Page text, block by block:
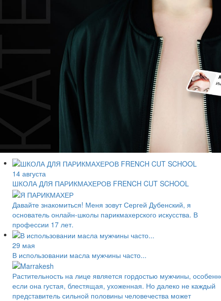
14 августа
ШКОЛА ДЛЯ ПАРИКМАХЕРОВ FRENCH CUT SCHOOL
Давайте знакомиться! Меня зовут Сергей Дубенский, я
основатель онлайн-школы парикмахерского искусства. В
профессии 17 лет.
29 мая
В использовании масла мужчины часто...
Растительность на лице является гордостью мужчины,
если она густая, блестящая, ухоженная. Но далеко не каждый
представитель сильной половины человечества может